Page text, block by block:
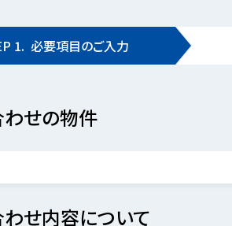
1. 必要項目のご入力
せの物件
せ内容について